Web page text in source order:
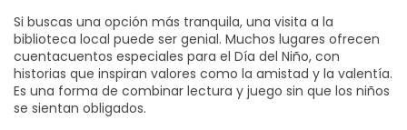
Si buscas una opción más tranquila, una visita a la
biblioteca local puede ser genial. Muchos lugares ofrecen
cuentacuentos especiales para el Día del Niño, con
historias que inspiran valores como la amistad y la valentía.
Es una forma de combinar lectura y juego sin que los niños
se sientan obligados.